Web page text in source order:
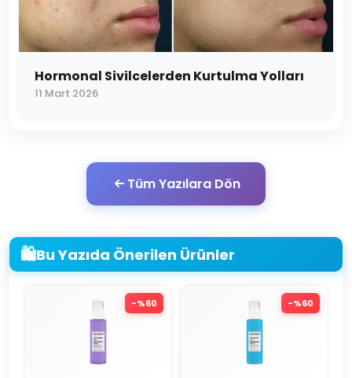
Hormonal Sivilcelerden Kurtulma Yolları
11 Mart 2026
Tüm Yazılara Dön
🛍️Bu Yazıda Önerilen Ürünler
-%60 -%60